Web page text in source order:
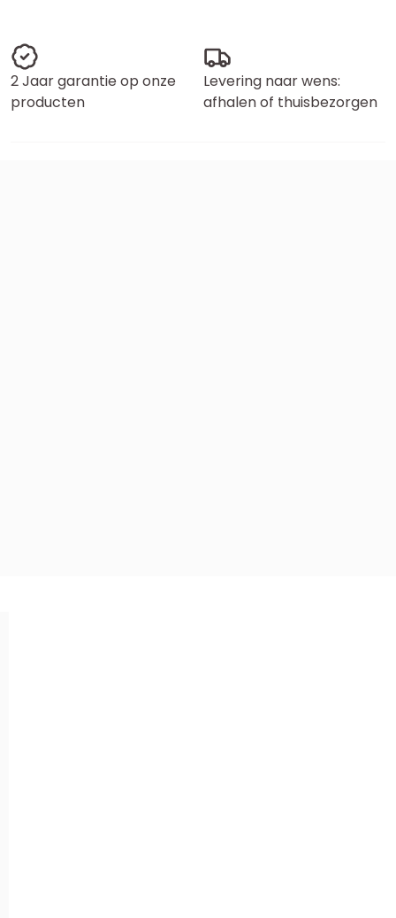
2 Jaar garantie op onze
producten
Levering naar wens:
afhalen of thuisbezorgen